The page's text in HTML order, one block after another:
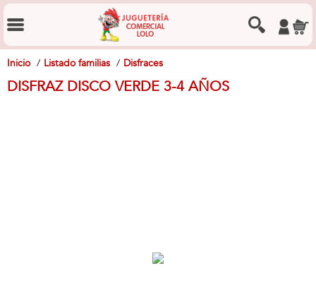
Inicio Listado familias Disfraces
DISFRAZ DISCO VERDE 3-4 AÑOS